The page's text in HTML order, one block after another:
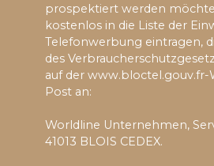
prospektiert werden
kostenlos in die Liste der
Telefonwerbung eintragen,
des
auf der
Post an:
Worldline Unternehmen,
41013 BLOIS CEDEX.